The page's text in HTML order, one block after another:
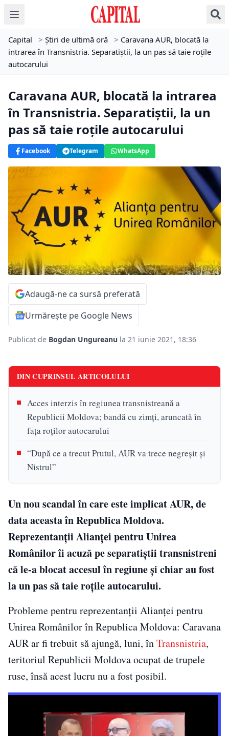
Capital > Știri de ultimă oră > Caravana AUR, blocată la
intrarea în Transnistria. Separatiştii, la un pas să taie roţile
autocarului
Caravana AUR, blocată la intrarea
în Transnistria. Separatiştii, la un
pas să taie roţile autocarului
Facebook Telegram WhatsApp
Adaugă-ne ca sursă preferată
Urmărește pe Google News
Publicat de Bogdan Ungureanu la 21 iunie 2021, 18:36
DIN CUPRINSUL ARTICOLULUI
Acces interzis în regiunea transnistreană a
Republicii Moldova; bandă cu zimţi, aruncată în
faţa roţilor autocarului
“După ce a trecut Prutul, AUR va trece negreșit și
Nistrul”
Un nou scandal în care este implicat AUR, de
data aceasta în Republica Moldova.
Reprezentanţii Alianţei pentru Unirea
Românilor îi acuză pe separatiştii transnistreni
că le-a blocat accesul în regiune şi chiar au fost
la un pas să taie roţile autocarului.
Probleme pentru reprezentanţii Alianţei pentru
Unirea Românilor în Republica Moldova: Caravana
AUR ar fi trebuit să ajungă, luni, înTransnistria,
teritoriul Republicii Moldova ocupat de trupele
ruse, însă acest lucru nu a fost posibil.